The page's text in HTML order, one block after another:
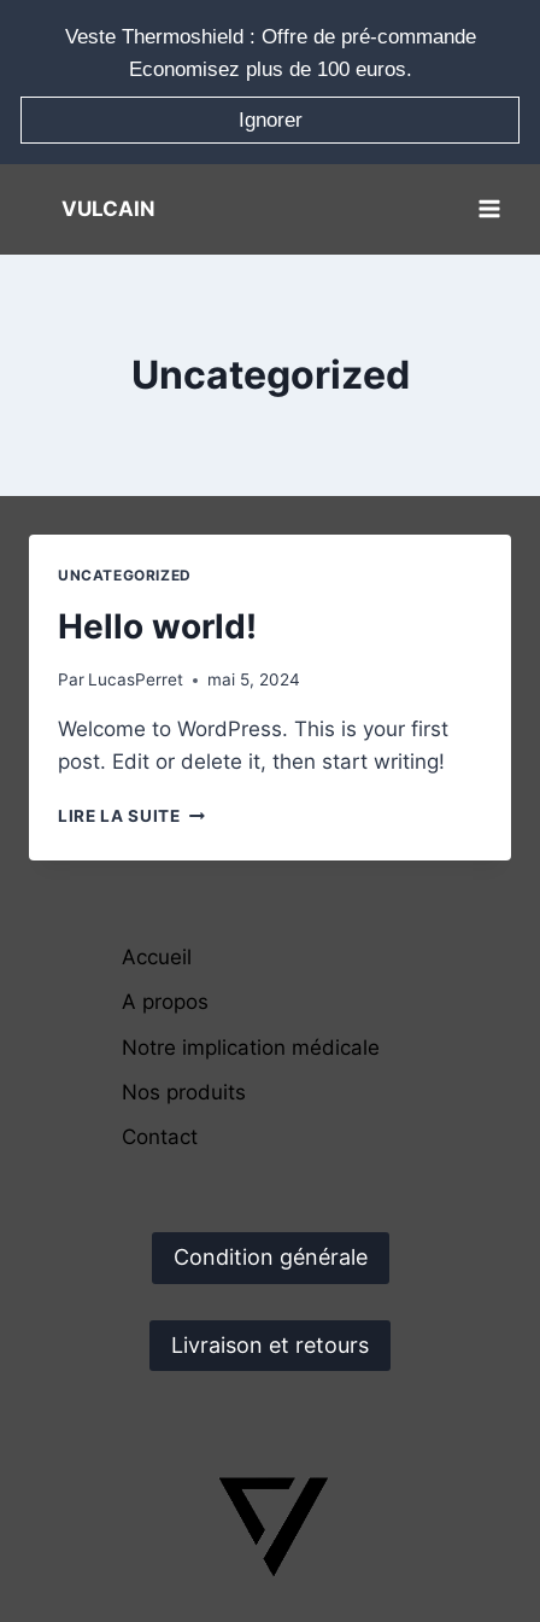
Veste Thermoshield : Offre de pré-commande
Economisez plus de 100 euros.
Ignorer
VULCAIN
Uncategorized
UNCATEGORIZED
Hello world!
Par LucasPerret mai 5, 2024
Welcome to WordPress. This is your first
post. Edit or delete it, then start writing!
LIRE LA SUITEHELLO
Accueil
A propos
Notre implication médicale
Nos produits
Contact
Condition générale
Livraison et retours